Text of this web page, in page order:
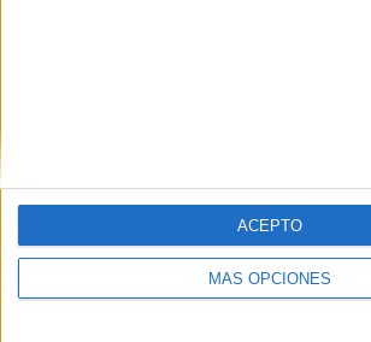
MÁS OPCIONES
ACEPTO
email